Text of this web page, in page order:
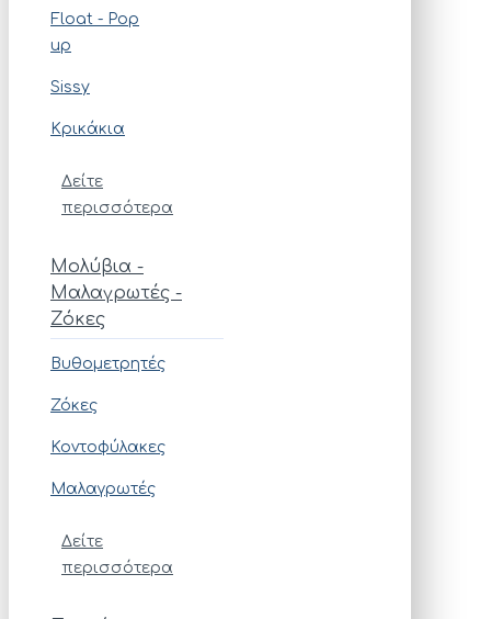
Float - Pop
up
Sissy
Κρικάκια
Δείτε
περισσότερα
Μολύβια -
Μαλαγρωτές -
Ζόκες
Βυθομετρητές
Ζόκες
Κοντοφύλακες
Μαλαγρωτές
Δείτε
περισσότερα